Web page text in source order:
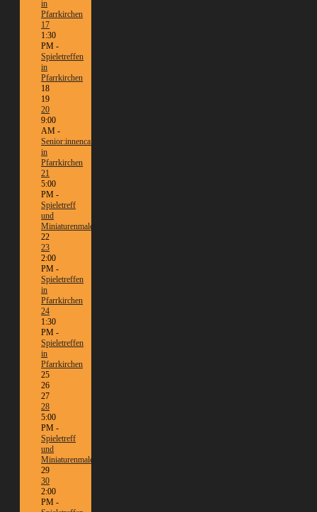
in
Pfarrkirchen
17
1:30
PM -
Spieletreffen
in
Pfarrkirchen
18
19
20
9:00
AM -
Senior:innencafé
in
Pfarrkirchen
21
5:00
PM -
Spieletreff
und
Miniaturenmalen/Tabletop
22
23
2:00
PM -
Spieletreffen
in
Pfarrkirchen
24
1:30
PM -
Spieletreffen
in
Pfarrkirchen
25
26
27
28
5:00
PM -
Spieletreff
und
Miniaturenmalen/Tabletop
29
30
2:00
PM -